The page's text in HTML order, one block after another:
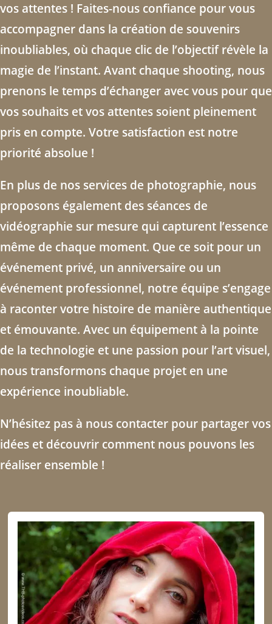
vos attentes ! Faites-nous confiance pour vous
accompagner dans la création de souvenirs
inoubliables, où chaque clic de l’objectif révèle la
magie de l’instant. Avant chaque shooting, nous
prenons le temps d’échanger avec vous pour que
vos souhaits et vos attentes soient pleinement
pris en compte. Votre satisfaction est notre
priorité absolue !
En plus de nos services de photographie, nous
proposons également des séances de
vidéographie sur mesure qui capturent l’essence
même de chaque moment. Que ce soit pour un
événement privé, un anniversaire ou un
événement professionnel, notre équipe s’engage
à raconter votre histoire de manière authentique
et émouvante. Avec un équipement à la pointe
de la technologie et une passion pour l’art visuel,
nous transformons chaque projet en une
expérience inoubliable.
N’hésitez pas à nous contacter pour partager vos
idées et découvrir comment nous pouvons les
réaliser ensemble !